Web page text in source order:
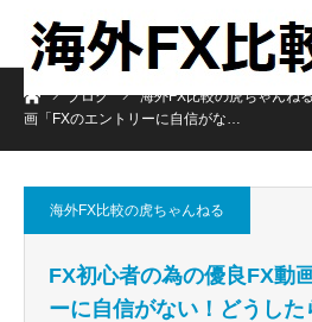
ホームブログ 海外FX比較の虎ちゃんね
画「FXのエントリーに自信がな…
海外FX比較の虎ちゃんねる
FX初心者の為の優良FX動
ーに自信がない！どうした